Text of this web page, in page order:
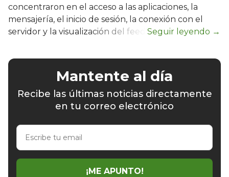
concentraron en el acceso a las aplicaciones, la
mensajería, el inicio de sesión, la conexión con el
servidor y la visualización del feed.
Mantente al día
Recibe las últimas noticias directamente
en tu correo electrónico
Escribe
email
¡ME APUNTO!